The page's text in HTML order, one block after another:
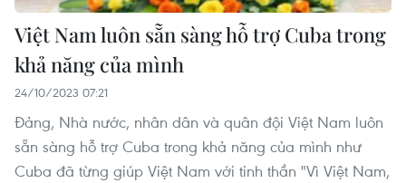
Việt Nam luôn sẵn sàng hỗ trợ Cuba trong
khả năng của mình
24/10/2023 07:21
Đảng, Nhà nước, nhân dân và quân đội Việt Nam luôn
sẵn sàng hỗ trợ Cuba trong khả năng của mình như
Cuba đã từng giúp Việt Nam với tinh thần "Vì Việt Nam,